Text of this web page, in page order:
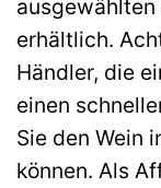
ausgewählten
erhältlich.
Händler, die
einen
Sie den Wein
können. Als